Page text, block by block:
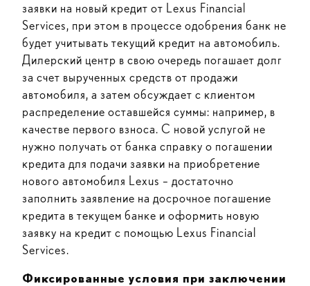
заявки на новый кредит от Lexus Financial
Services, при этом в процессе одобрения банк не
будет учитывать текущий кредит на автомобиль.
Дилерский центр в свою очередь погашает долг
за счет вырученных средств от продажи
автомобиля, а затем обсуждает с клиентом
распределение оставшейся суммы: например, в
качестве первого взноса. С новой услугой не
нужно получать от банка справку о погашении
кредита для подачи заявки на приобретение
нового автомобиля Lexus – достаточно
заполнить заявление на досрочное погашение
кредита в текущем банке и оформить новую
заявку на кредит с помощью Lexus Financial
Services.
Фиксированные условия при заключении